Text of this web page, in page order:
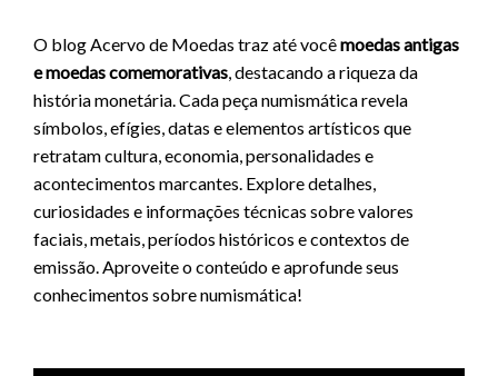
O blog Acervo de Moedas traz até vocêmoedas antigas
e moedas comemorativas, destacando a riqueza da
história monetária. Cada peça numismática revela
símbolos, efígies, datas e elementos artísticos que
retratam cultura, economia, personalidades e
acontecimentos marcantes. Explore detalhes,
curiosidades e informações técnicas sobre valores
faciais, metais, períodos históricos e contextos de
emissão. Aproveite o conteúdo e aprofunde seus
conhecimentos sobre numismática!